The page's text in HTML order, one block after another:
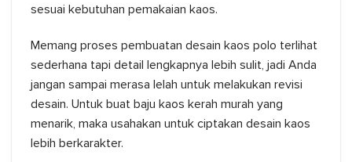
sesuai kebutuhan pemakaian kaos.
Memang proses pembuatan desain kaos polo terlihat
sederhana tapi detail lengkapnya lebih sulit, jadi Anda
jangan sampai merasa lelah untuk melakukan revisi
desain. Untuk buat baju kaos kerah murah yang
menarik, maka usahakan untuk ciptakan desain kaos
lebih berkarakter.